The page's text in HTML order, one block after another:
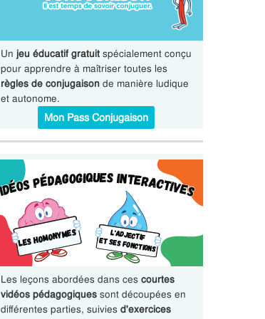
Un jeu éducatif gratuitspécialement conçu
pour apprendre à maîtriser toutes les
règles de conjugaisonde manière ludique
et autonome.
Mon Pass Conjugaison
Les leçons abordées dans ces courtes
vidéos pédagogiquessont découpées en
différentes parties, suivies d'exercices